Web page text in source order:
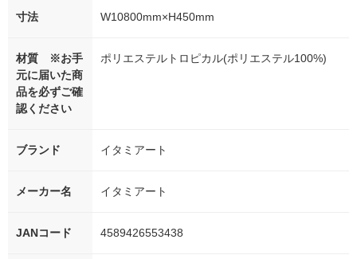
寸法 W10800mm×H450mm
材質 ※お手
元に届いた商
品を必ずご確
認ください
ポリエステルトロピカル(ポリエステル100%)
ブランド イタミアート
メーカー名 イタミアート
JANコード 4589426553438